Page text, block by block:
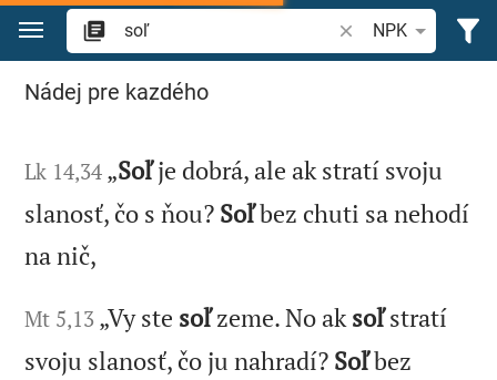
Prejsť na obsah
Vyhľadajte biblický
NPK
Vyhľadajte "soľ" v Biblii
Nádej pre kazdého
Lk 14,34 „Soľje dobrá, ale ak stratí svoju
slanosť, čo s ňou? Soľbez chuti sa nehodí
na nič,
Mt 5,13 „Vy ste soľzeme. No aksoľstratí
svoju slanosť, čo ju nahradí? Soľbez